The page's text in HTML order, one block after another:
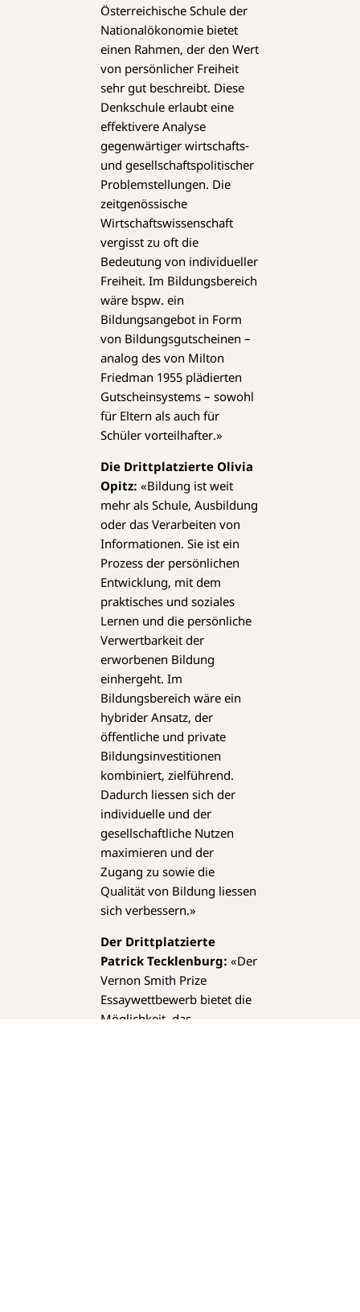
Österreichische Schule der
Nationalökonomie bietet
einen Rahmen, der den Wert
von persönlicher Freiheit
sehr gut beschreibt. Diese
Denkschule erlaubt eine
effektivere Analyse
gegenwärtiger wirtschafts-
und gesellschaftspolitischer
Problemstellungen. Die
zeitgenössische
Wirtschaftswissenschaft
vergisst zu oft die
Bedeutung von individueller
Freiheit. Im Bildungsbereich
wäre bspw. ein
Bildungsangebot in Form
von Bildungsgutscheinen –
analog des von Milton
Friedman 1955 plädierten
Gutscheinsystems – sowohl
für Eltern als auch für
Schüler vorteilhafter.»
Die Drittplatzierte Olivia
Opitz: «Bildung ist weit
mehr als Schule, Ausbildung
oder das Verarbeiten von
Informationen. Sie ist ein
Prozess der persönlichen
Entwicklung, mit dem
praktisches und soziales
Lernen und die persönliche
Verwertbarkeit der
erworbenen Bildung
einhergeht. Im
Bildungsbereich wäre ein
hybrider Ansatz, der
öffentliche und private
Bildungsinvestitionen
kombiniert, zielführend.
Dadurch liessen sich der
individuelle und der
gesellschaftliche Nutzen
maximieren und der
Zugang zu sowie die
Qualität von Bildung liessen
sich verbessern.»
Der Drittplatzierte
Patrick Tecklenburg: «Der
Vernon Smith Prize
Essaywettbewerb bietet die
Möglichkeit, das